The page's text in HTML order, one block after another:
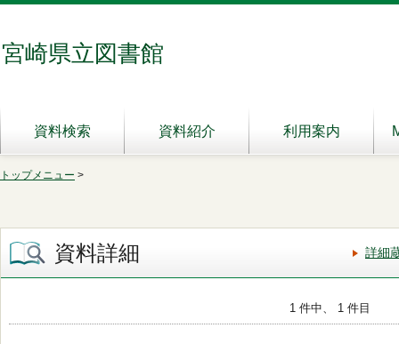
宮崎県立図書館
資料検索 資料紹介 利用案内
トップメニュー >
資料詳細 詳細
1 件中、 1 件目